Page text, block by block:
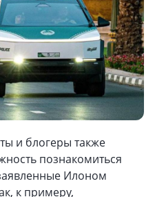
и блогеры также
познакомиться
Илоном
к примеру,